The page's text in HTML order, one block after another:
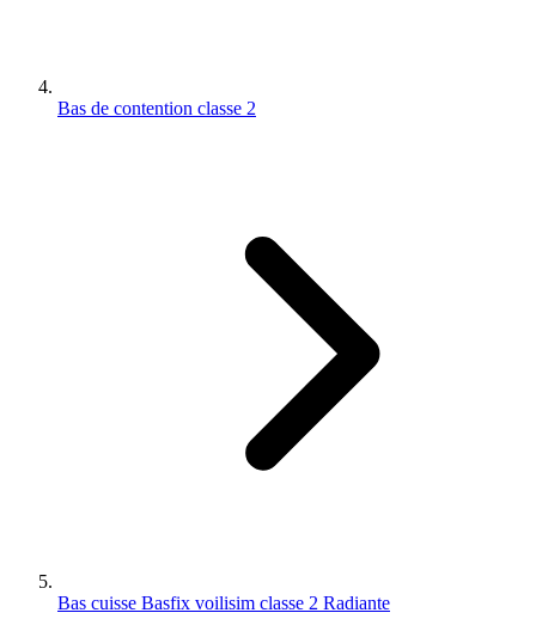
Bas de contention classe 2
Bas cuisse Basfix voilisim classe 2 Radiante